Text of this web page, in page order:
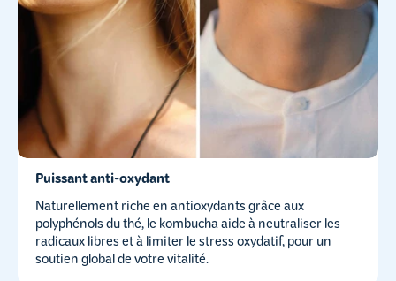
Puissant anti-oxydant
Naturellement riche en antioxydants grâce aux
polyphénols du thé, le kombucha aide à neutraliser les
radicaux libres et à limiter le stress oxydatif, pour un
soutien global de votre vitalité.